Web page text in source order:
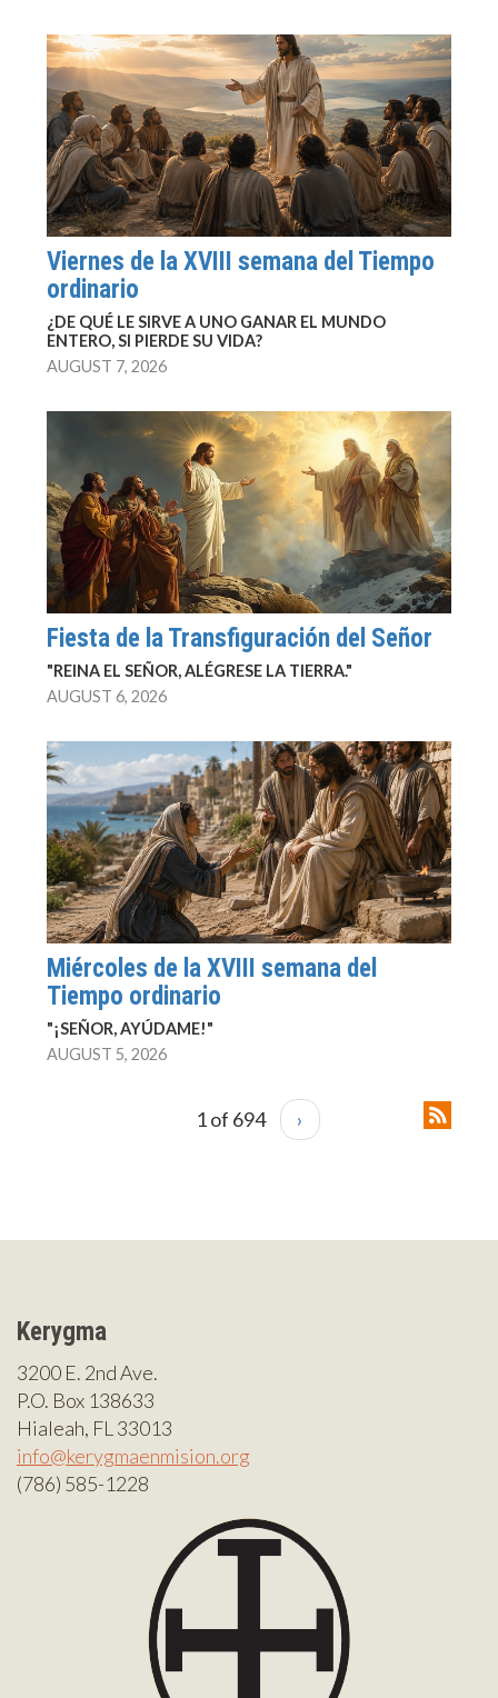
Viernes de la XVIII semana del Tiempo
ordinario
¿DE QUÉ LE SIRVE A UNO GANAR EL MUNDO
ENTERO, SI PIERDE SU VIDA?
AUGUST 7, 2026
Fiesta de la Transfiguración del Señor
"REINA EL SEÑOR, ALÉGRESE LA TIERRA."
AUGUST 6, 2026
Miércoles de la XVIII semana del
Tiempo ordinario
"¡SEÑOR, AYÚDAME!"
AUGUST 5, 2026
1 of 694 ›
Kerygma
3200 E. 2nd Ave.
P.O. Box 138633
Hialeah, FL 33013
info@kerygmaenmision.org
(786) 585-1228